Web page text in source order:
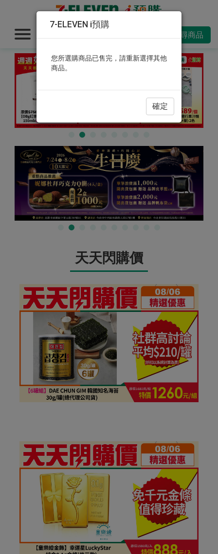
搜尋商品
7-ELEVEN i預購
您所選購商品已售完，請重新選擇其他
商品。
確定
天天閃購價